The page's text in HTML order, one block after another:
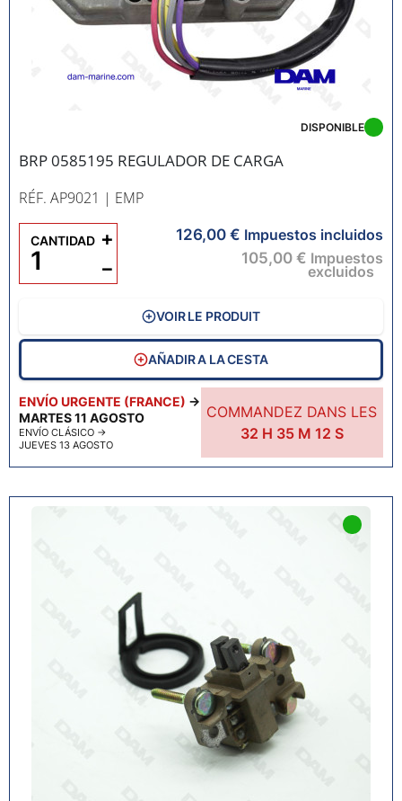
BRP 0585195 REGULADOR DE CARGA
RÉF. AP9021 | EMP
ENVÍO URGENTE (FRANCE) →
MARTES 11 AGOSTO
ENVÍO CLÁSICO →
JUEVES 13 AGOSTO
COMMANDEZ DANS LES
32 H 35 M11S
DISPONIBLE
126,00 € Impuestos incluidos
105,00 € Impuestos
excluidos
CANTIDAD
−
+
VOIR LE PRODUIT
AÑADIR A LA CESTA